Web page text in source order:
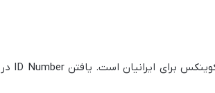
پاسپورت، معتبرترین و مورد قبول ترین مدرک برای احراز هویت در کوینکس برای ایرانیان است. یافتن ID Number در